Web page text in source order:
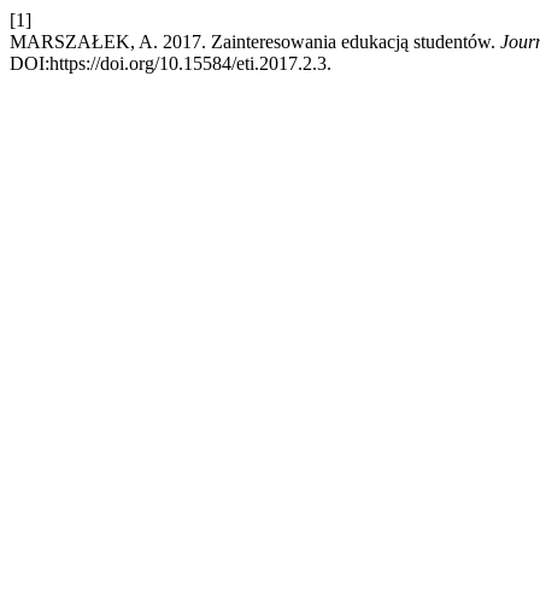
[1]
MARSZAŁEK, A. 2017. Zainteresowania edukacją studentów.
DOI:https://doi.org/10.15584/eti.2017.2.3.